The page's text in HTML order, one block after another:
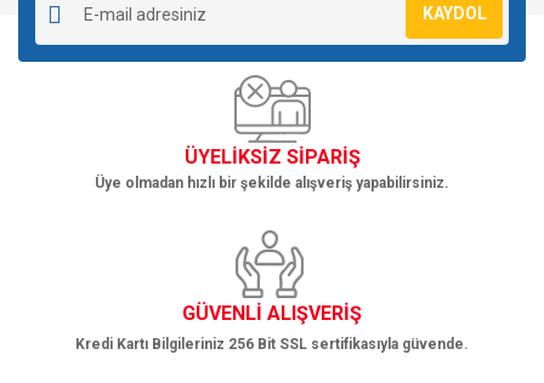
Ürün açıklamasında eksik bilgiler bulunuyor.
Ürün fiyatı diğer sitelerden daha pahalı.
Bu ürüne benzer farklı alternatifler olmalı.
Gönder
KAYDOL
ÜYELİKSİZ SİPARİŞ
Üye olmadan hızlı bir şekilde alışveriş yapabilirsiniz.
GÜVENLİ ALIŞVERİŞ
Kredi Kartı Bilgileriniz 256 Bit SSL sertifikasıyla güvende.